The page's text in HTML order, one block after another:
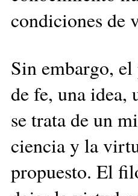
condiciones de
Sin embargo, el
de fe, una idea,
se trata de un
ciencia y la
propuesto. El